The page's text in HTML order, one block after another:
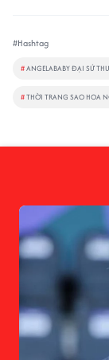
#Hashtag
#ANGELABABY ĐẠI SỨ
#THỜI TRANG SAO HOA